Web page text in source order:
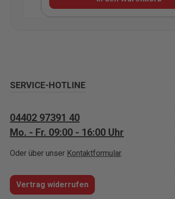
SERVICE-HOTLINE
04402 97391 40
Mo. - Fr. 09:00 - 16:00 Uhr
Oder über unser Kontaktformular.
Vertrag widerrufen